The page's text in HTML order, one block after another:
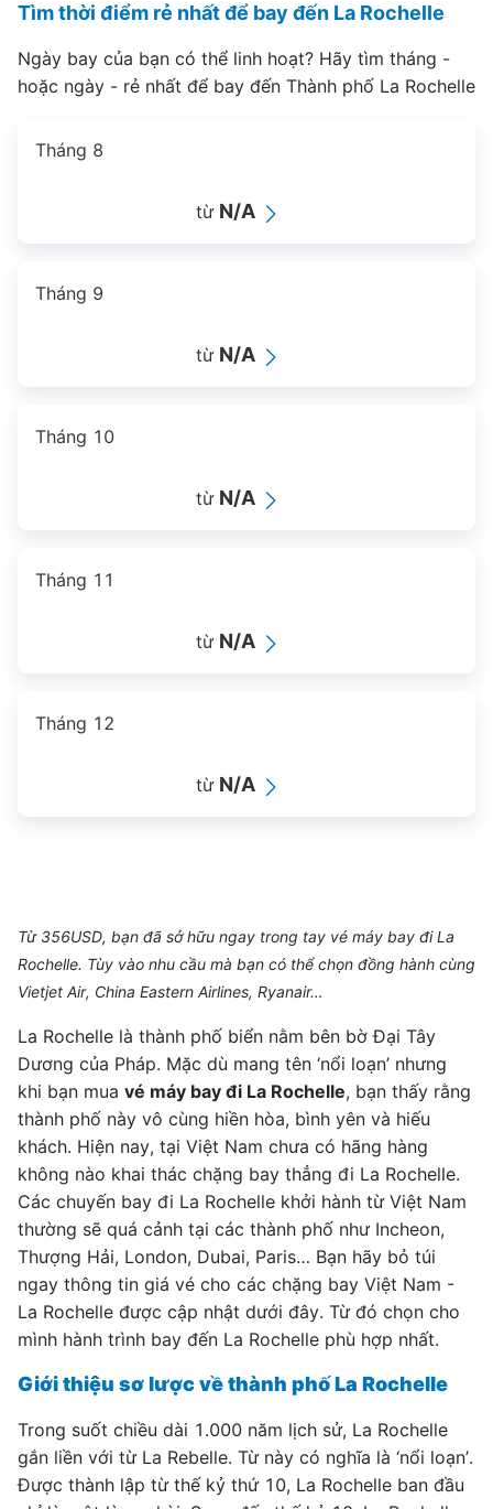
Tìm thời điểm rẻ nhất để bay đến La Rochelle
Ngày bay của bạn có thể linh hoạt? Hãy tìm tháng -
hoặc ngày - rẻ nhất để bay đến Thành phố La Rochelle
Tháng 8
từ N/A
Tháng 9
từ N/A
Tháng 10
từ N/A
Tháng 11
từ N/A
Tháng 12
từ N/A
Từ 356USD, bạn đã sở hữu ngay trong tay vé máy bay đi La
Rochelle. Tùy vào nhu cầu mà bạn có thể chọn đồng hành cùng
Vietjet Air, China Eastern Airlines, Ryanair…
La Rochelle là thành phố biển nằm bên bờ Đại Tây
Dương của Pháp. Mặc dù mang tên ‘nổi loạn’ nhưng
khi bạn mua vé máy bay đi La Rochelle, bạn thấy rằng
thành phố này vô cùng hiền hòa, bình yên và hiếu
khách. Hiện nay, tại Việt Nam chưa có hãng hàng
không nào khai thác chặng bay thẳng đi La Rochelle.
Các chuyến bay đi La Rochelle khởi hành từ Việt Nam
thường sẽ quá cảnh tại các thành phố như Incheon,
Thượng Hải, London, Dubai, Paris… Bạn hãy bỏ túi
ngay thông tin giá vé cho các chặng bay Việt Nam -
La Rochelle được cập nhật dưới đây. Từ đó chọn cho
mình hành trình bay đến La Rochelle phù hợp nhất.
Giới thiệu sơ lược về thành phố La Rochelle
Trong suốt chiều dài 1.000 năm lịch sử, La Rochelle
gắn liền với từ La Rebelle. Từ này có nghĩa là ‘nổi loạn’.
Được thành lập từ thế kỷ thứ 10, La Rochelle ban đầu